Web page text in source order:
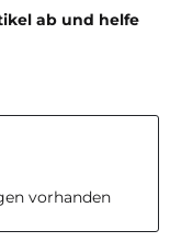
ab und helfe
vorhanden